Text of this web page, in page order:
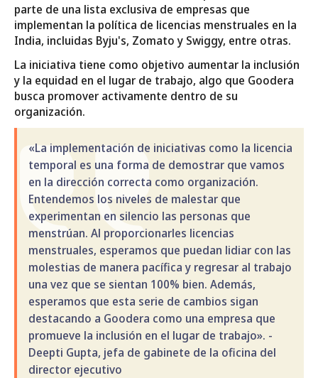
parte de una lista exclusiva de empresas que
implementan la política de licencias menstruales en la
India, incluidas Byju's, Zomato y Swiggy, entre otras.
La iniciativa tiene como objetivo aumentar la inclusión
y la equidad en el lugar de trabajo, algo que Goodera
busca promover activamente dentro de su
organización.
«La implementación de iniciativas como la licencia
temporal es una forma de demostrar que vamos
en la dirección correcta como organización.
Entendemos los niveles de malestar que
experimentan en silencio las personas que
menstrúan. Al proporcionarles licencias
menstruales, esperamos que puedan lidiar con las
molestias de manera pacífica y regresar al trabajo
una vez que se sientan 100% bien. Además,
esperamos que esta serie de cambios sigan
destacando a Goodera como una empresa que
promueve la inclusión en el lugar de trabajo». -
Deepti Gupta, jefa de gabinete de la oficina del
director ejecutivo